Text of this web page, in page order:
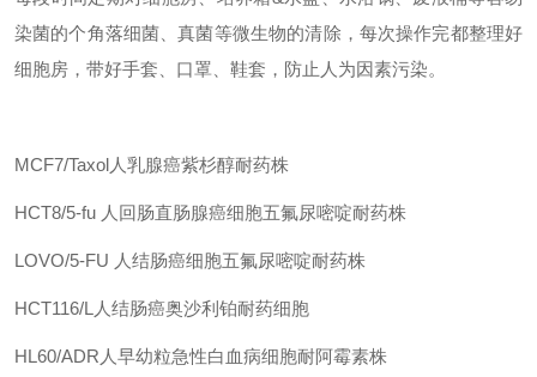
染菌的个角落细菌、真菌等微生物的清除，每次操作完都整理好
细胞房，带好手套、口罩、鞋套，防止人为因素污染。
MCF7/Taxol人乳腺癌紫杉醇耐药株
HCT8/5-fu 人回肠直肠腺癌细胞五氟尿嘧啶耐药株
LOVO/5-FU 人结肠癌细胞五氟尿嘧啶耐药株
HCT116/L人结肠癌奥沙利铂耐药细胞
HL60/ADR人早幼粒急性白血病细胞耐阿霉素株